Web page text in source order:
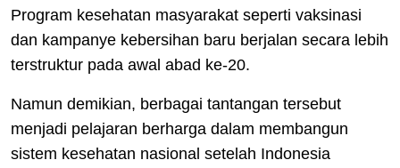
Program kesehatan masyarakat seperti vaksinasi
dan kampanye kebersihan baru berjalan secara lebih
terstruktur pada awal abad ke-20.
Namun demikian, berbagai tantangan tersebut
menjadi pelajaran berharga dalam membangun
sistem kesehatan nasional setelah Indonesia